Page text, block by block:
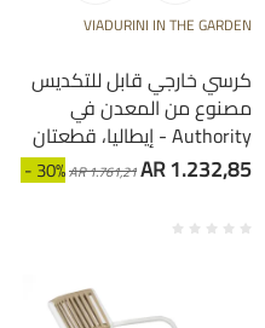
VIADURINI IN THE GARDEN
كرسي خارجي قابل للتكديس
مصنوع من المعدن في
إيطاليا، قطعتان - Authority
- 30%AR 1.761,21AR 1.232,85